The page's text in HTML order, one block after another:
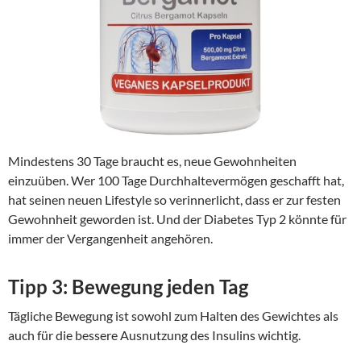
Mindestens 30 Tage braucht es, neue Gewohnheiten
einzuüben. Wer 100 Tage Durchhaltevermögen geschafft hat,
hat seinen neuen Lifestyle so verinnerlicht, dass er zur festen
Gewohnheit geworden ist. Und der Diabetes Typ 2 könnte für
immer der Vergangenheit angehören.
Tipp 3: Bewegung jeden Tag
Tägliche Bewegung ist sowohl zum Halten des Gewichtes als
auch für die bessere Ausnutzung des Insulins wichtig.